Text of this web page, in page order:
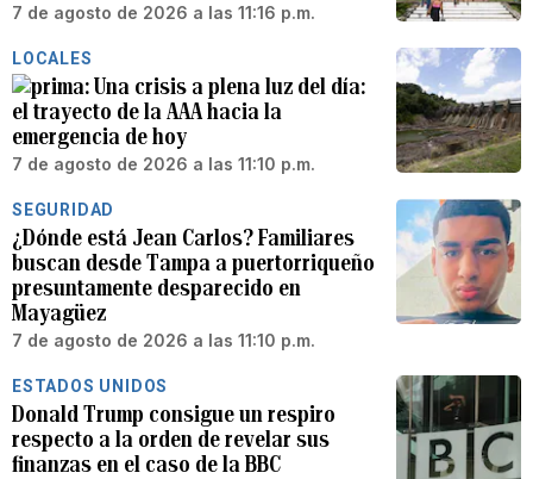
7 de agosto de 2026 a las 11:16 p.m.
LOCALES
Una crisis a plena luz del día:
el trayecto de la AAA hacia la
emergencia de hoy
7 de agosto de 2026 a las 11:10 p.m.
SEGURIDAD
¿Dónde está Jean Carlos? Familiares
buscan desde Tampa a puertorriqueño
presuntamente desparecido en
Mayagüez
7 de agosto de 2026 a las 11:10 p.m.
ESTADOS UNIDOS
Donald Trump consigue un respiro
respecto a la orden de revelar sus
finanzas en el caso de la BBC